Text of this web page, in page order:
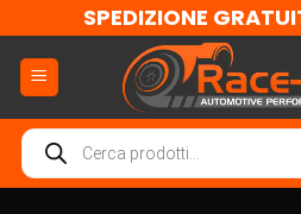
ai
contenuti
SPEDIZIONE
Ricerca
prodotti